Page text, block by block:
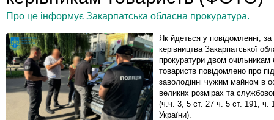
Про це інформує Закарпатська обласна прокуратура.
Як йдеться у повідомленні,
керівництва Закарпатської
прокуратури двом очільникам
товариств повідомлено про
заволодінні чужим майном в
великих розмірах та
(ч.ч. 3, 5 ст. 27 ч. 5 ст. 191, ч.
України).